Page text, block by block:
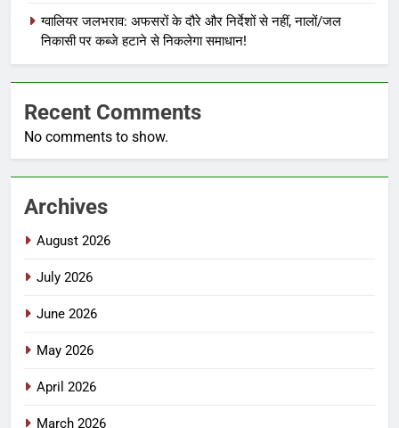
ग्वालियर जलभराव: अफसरों के दौरे और निर्देशों से नहीं, नालों/जल
निकासी पर कब्जे हटाने से निकलेगा समाधान!
Recent Comments
No comments to show.
Archives
August 2026
July 2026
June 2026
May 2026
April 2026
March 2026